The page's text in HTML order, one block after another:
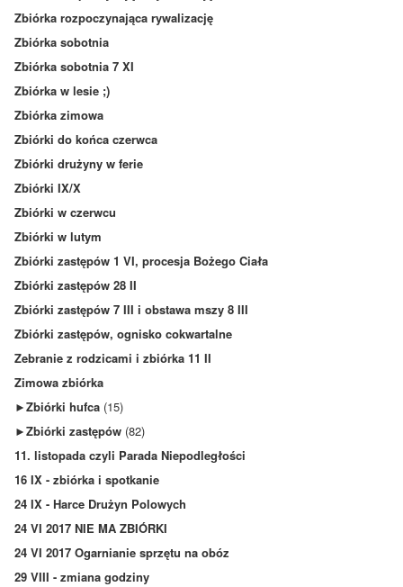
Zbiórka rozpoczynająca rywalizację
Zbiórka sobotnia
Zbiórka sobotnia 7 XI
Zbiórka w lesie ;)
Zbiórka zimowa
Zbiórki do końca czerwca
Zbiórki drużyny w ferie
Zbiórki IX/X
Zbiórki w czerwcu
Zbiórki w lutym
Zbiórki zastępów 1 VI, procesja Bożego Ciała
Zbiórki zastępów 28 II
Zbiórki zastępów 7 III i obstawa mszy 8 III
Zbiórki zastępów, ognisko cokwartalne
Zebranie z rodzicami i zbiórka 11 II
Zimowa zbiórka
►Zbiórki hufca (15)
►Zbiórki zastępów (82)
11. listopada czyli Parada Niepodległości
16 IX - zbiórka i spotkanie
24 IX - Harce Drużyn Polowych
24 VI 2017 NIE MA ZBIÓRKI
24 VI 2017 Ogarnianie sprzętu na obóz
29 VIII - zmiana godziny